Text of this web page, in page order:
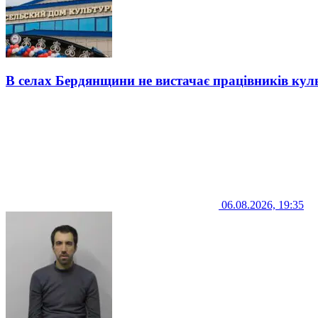
В селах Бердянщини не вистачає працівників
06.08.2026, 19:35